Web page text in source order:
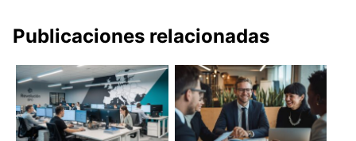
Publicaciones relacionadas